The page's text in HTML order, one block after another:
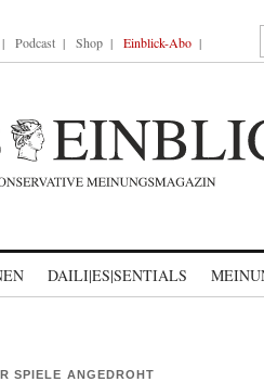
Podcast Shop Einblick-Abo
DAILI|ES|SENTIALS
SPIELE ANGEDROHT